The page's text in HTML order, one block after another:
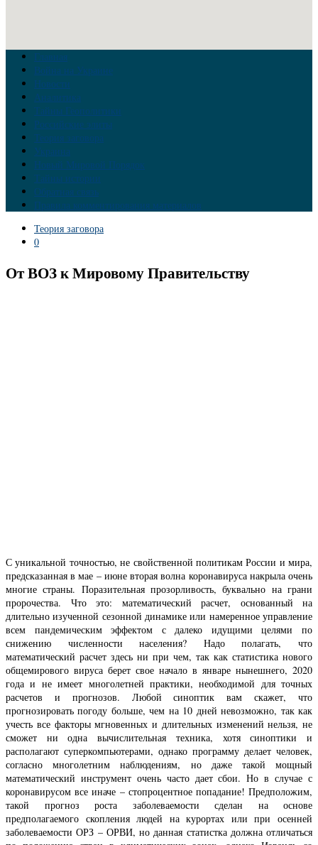
Главная
Война на Украине
Новости
Аналитика
Тайны Геополитики
Российские элиты
Теория заговора
Украина
Новый Мировой Порядок
Тайны истории
Обратная связь
Правила комментирования материалов
Теория заговора
0
От ВОЗ к Мировому Правительству
С уникальной точностью, не свойственной политикам России и мира,
предсказанная в мае – июне вторая волна коронавируса накрыла очень
многие страны. Поразительная прозорливость, буквально на грани
пророчества. Что это: математический расчет, основанный на
длительно изученной сезонной динамике или намеренное управление
всем пандемическим эффектом с далеко идущими целями по
снижению численности населения? Надо полагать, что
математический расчет здесь ни при чем, так как статистика нового
общемирового вируса берет свое начало в январе нынешнего, 2020
года и не имеет многолетней практики, необходимой для точных
расчетов и прогнозов. Любой синоптик вам скажет, что
прогнозировать погоду больше, чем на 10 дней невозможно, так как
учесть все факторы мгновенных и длительных изменений нельзя, не
сможет ни одна вычислительная техника, хотя синоптики и
располагают суперкомпьютерами, однако программу делает человек,
согласно многолетним наблюдениям, но даже такой мощный
математический инструмент очень часто дает сбои. Но в случае с
коронавирусом все иначе – стопроцентное попадание! Предположим,
такой прогноз роста заболеваемости сделан на основе
предполагаемого скопления людей на курортах или при осенней
заболеваемости ОРЗ – ОРВИ, но данная статистка должна отличаться